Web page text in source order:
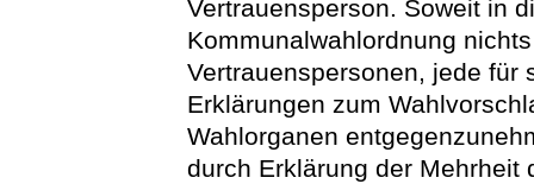
Vertrauensperson. Soweit in
Kommunalwahlordnung
Vertrauenspersonen, jede für
Erklärungen zum
Wahlorganen
durch Erklärung der Mehrheit